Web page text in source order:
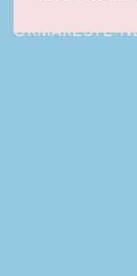
URMARESTE-